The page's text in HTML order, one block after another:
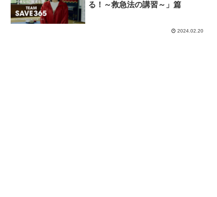
る！～救急法の講習～」篇
2024.02.20